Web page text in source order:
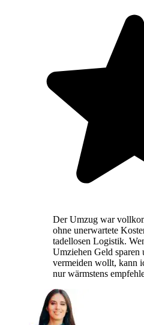
Der Umzug war
ohne unerwartete
tadellosen Logistik.
Umziehen Geld sparen
vermeiden wollt, kann
nur wärmstens